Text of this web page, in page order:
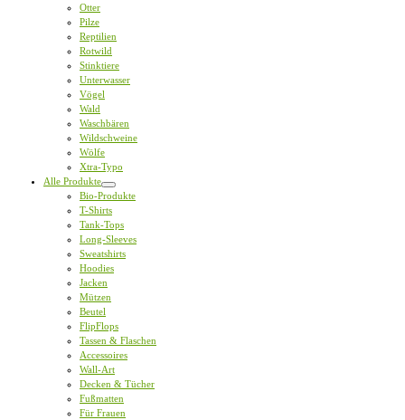
Otter
Pilze
Reptilien
Rotwild
Stinktiere
Unterwasser
Vögel
Wald
Waschbären
Wildschweine
Wölfe
Xtra-Typo
Alle Produkte
Bio-Produkte
T-Shirts
Tank-Tops
Long-Sleeves
Sweatshirts
Hoodies
Jacken
Mützen
Beutel
FlipFlops
Tassen & Flaschen
Accessoires
Wall-Art
Decken & Tücher
Fußmatten
Für Frauen